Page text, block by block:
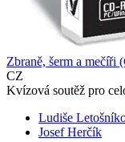
Zbraně, šerm a mečíři
CZ
Kvízová soutěž pro
Ludiše
Josef Herčík